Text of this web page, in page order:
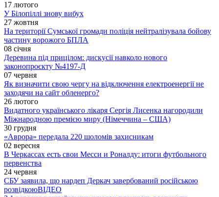
17 лютого
У Білопіллі знову вибух
27 жовтня
На території Сумської громади поліція нейтралізувала бойову
частину ворожого БПЛА
08 січня
Деревина під прицілом: дискусії навколо нового
законопроєкту №4197-Д
07 червня
Як визначити свою чергу на відключення електроенергії не
заходячи на сайт обленерго?
26 лютого
Видатного українського лікаря Сергія Лисенка нагородили
Міжнародною премією миру (Німеччина – США)
30 грудня
«Аврора» передала 220 шоломів захисникам
02 вересня
В Черкассах есть свои Месси и Роналду: итоги футбольного
первенства
24 червня
СБУ заявила, що нардеп Деркач завербований російською
розвідкоюВІДЕО